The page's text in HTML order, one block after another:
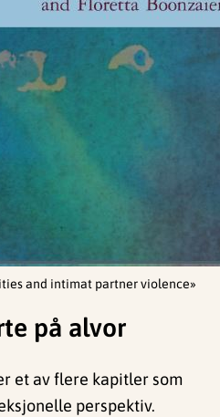
and intimat partner violence»
på alvor
et av flere kapitler som
perspektiv.